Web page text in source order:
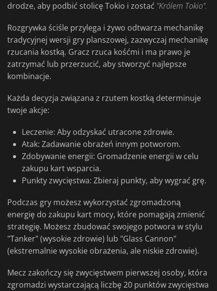
drodze, aby podbić stolicę Tokio i zostać "Królem Tokio".
Rozgrywka ściśle przylega i żywo odtwarza mechanikę
tradycyjnej wersji gry planszowej, zazwyczaj mechanikę
rzucania kostką. Gracz rzuca kośćmi i ma prawo je
zatrzymać lub przerzucić, aby stworzyć najlepsze
kombinacje.
Każda decyzja związana z rzutem kostką determinuje
twoje akcje:
Leczenie: Aby odzyskać utracone zdrowie.
Atak: Zadawanie obrażeń innym potworom.
Zdobywanie energii: Gromadzenie energii w celu
zakupu kart wsparcia.
Punkty zwycięstwa: Zbieraj punkty, aby wygrać grę.
Podczas gry możesz wykorzystać zgromadzoną
energię do zakupu kart mocy, które pomagają zmienić
strategię. Możesz zbudować swojego potwora w stylu
"Tanker" (wysokie zdrowie) lub "Glass Cannon"
(ekstremalnie wysokie obrażenia, ale niskie zdrowie).
Mecz zakończy się zwycięstwem pierwszej osoby, która
zgromadzi wystarczającą liczbę 20 punktów zwycięstwa